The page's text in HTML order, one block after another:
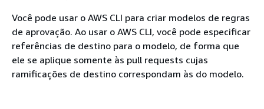
Você pode usar o AWS CLI para criar modelos de regras
de aprovação. Ao usar o AWS CLI, você pode especificar
referências de destino para o modelo, de forma que
ele se aplique somente às pull requests cujas
ramificações de destino correspondam às do modelo.